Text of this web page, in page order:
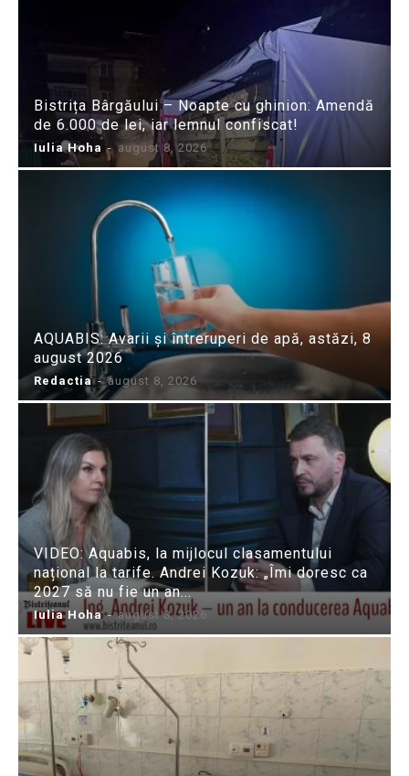
Bistrița Bârgăului – Noapte cu ghinion: Amendă
de 6.000 de lei, iar lemnul confiscat!
Iulia Hoha - august 8, 2026
AQUABIS: Avarii și întreruperi de apă, astăzi, 8
august 2026
Redactia - august 8, 2026
VIDEO: Aquabis, la mijlocul clasamentului
național la tarife. Andrei Kozuk: „Îmi doresc ca
2027 să nu fie un an...
Iulia Hoha - august 8, 2026